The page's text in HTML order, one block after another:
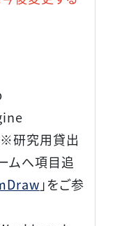
究用貸出
ムへ項目追
」をご参